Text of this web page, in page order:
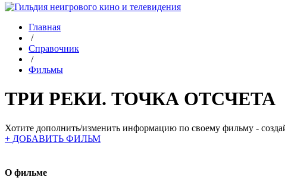
Главная
/
Справочник
/
Фильмы
ТРИ РЕКИ. ТОЧКА ОТСЧЕТА
Хотите дополнить/изменить информацию по своему фильму -
+ ДОБАВИТЬ ФИЛЬМ
О фильме